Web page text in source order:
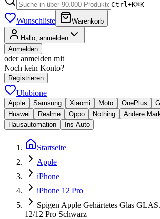
Ctrl+K⌘K
Wunschliste Warenkorb
Hallo, anmelden
Anmelden
oder anmelden mit
Noch kein Konto?
Registrieren
Ulubione
Apple Samsung Xiaomi Moto OnePlus
Huawei
Realme Oppo Nothing Andere
Hausautomation
Ins Auto
Startseite
Apple
iPhone
iPhone 12 Pro
Spigen Apple Gehärtetes Glas
12/12 Pro Schwarz